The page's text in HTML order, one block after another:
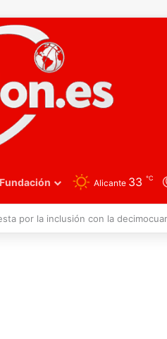
Alicante 33 ℃
versión y arrolla a Polonia en Zagreb